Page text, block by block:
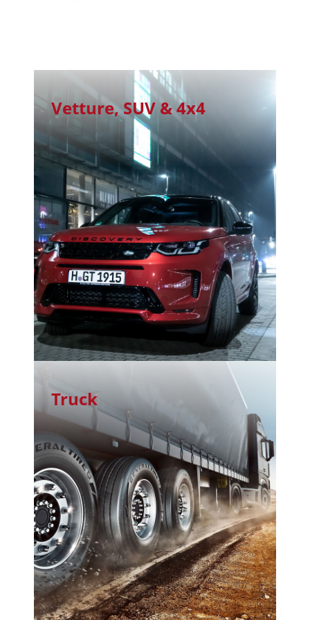
Vetture, SUV & 4x4
Truck